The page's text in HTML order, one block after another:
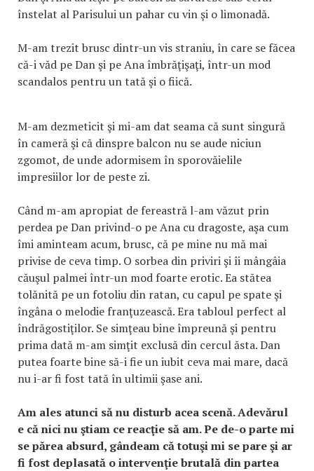
înstelat al Parisului un pahar cu vin şi o limonadă.
M-am trezit brusc dintr-un vis straniu, în care se făcea
că-i văd pe Dan şi pe Ana îmbrăţişaţi, într-un mod
scandalos pentru un tată şi o fiică.
M-am dezmeticit şi mi-am dat seama că sunt singură
în cameră şi că dinspre balcon nu se aude niciun
zgomot, de unde adormisem în sporovăielile
impresiilor lor de peste zi.
Când m-am apropiat de fereastră l-am văzut prin
perdea pe Dan privind-o pe Ana cu dragoste, aşa cum
îmi aminteam acum, brusc, că pe mine nu mă mai
privise de ceva timp. O sorbea din priviri şi îi mângâia
căuşul palmei într-un mod foarte erotic. Ea stătea
tolănită pe un fotoliu din ratan, cu capul pe spate şi
îngâna o melodie franţuzească. Era tabloul perfect al
îndrăgostiţilor. Se simţeau bine împreună şi pentru
prima dată m-am simţit exclusă din cercul ăsta. Dan
putea foarte bine să-i fie un iubit ceva mai mare, dacă
nu i-ar fi fost tată în ultimii şase ani.
Am ales atunci să nu disturb acea scenă. Adevărul
e că nici nu ştiam ce reacţie să am. Pe de-o parte mi
se părea absurd, gândeam că totuşi mi se pare şi ar
fi fost deplasată o intervenţie brutală din partea